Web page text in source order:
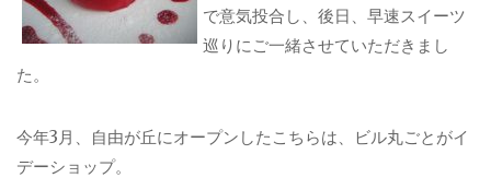
で意気投合し、後日、早速スイーツ
巡りにご一緒させていただきまし
た。
今年3月、自由が丘にオープンしたこちらは、ビル丸ごとがイ
デーショップ。